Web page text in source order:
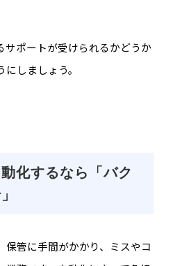
サポートが受けられるかどうか
しましょう。
化するなら「バク
管に手間がかかり、ミスやコ